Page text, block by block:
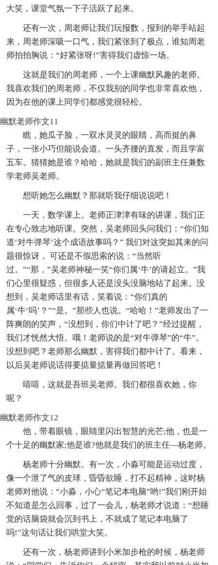
大笑，课堂气氛一下子活跃了起来。
还有一次，周老师让我们玩报数，报到的举手站起
来，周老师深吸一口气，我们紧张到了极点，谁知周老
师拍拍胸说：“好紧张呀!”害得我们虚惊一场。
这就是我们的周老师，一个上课幽默风趣的老师。
我喜欢我们的周老师，不仅我别的同学也非常喜欢他，
因为在他的课上同学们都感觉很轻松。
幽默老师作文11
瞧，她瓜子脸，一双水灵灵的眼睛，高而挺的鼻
子，一张小巧但能说会道。一头齐腰的直发，而且学富
五车。猜猜她是谁？哈哈，她就是我们的副班主任兼数
学老师吴老师。
想听她怎么幽默？那就听我仔细说说吧！
一天，数学课上。老师正津津有味的讲课，我们正
在专心致志地听课。突然，吴老师回头问我们：“你们知
道‘对牛弹琴’这个成语故事吗？” 我们对这突如其来的问
题很惊讶， 可还是不假思索的说：“当然听
过。”“那，”吴老师神秘一笑“你们属‘牛’的请起立。”我
们心里很疑惑，但很多人还是没头没脑地站了起来。没
想到，吴老师话里有话，笑着说：“你们真的
属‘牛‘吗’？”“是。”那些人也说。“哈哈！”老师发出了一
阵爽朗的笑声，“没想到，你们中计了吧？”经过提醒，
我们才恍然大悟。哦！老师说的是“对牛弹琴”的“牛”。
没想到吧？老师那么幽默，害得我们都中计了。看来，
以后吴老师说话得要掂量掂量再做回答吧！
嘻嘻，这就是吾班吴老师。我们都很喜欢她，你
呢？
幽默老师作文12
他，带着眼镜，眼睛里闪出智慧的光芒;他，也是一
个十足的幽默家;他是谁?他就是我们的班主任—杨老师。
杨老师十分幽默。有一次，小淼可能是运动过度，
像一个泄了气的皮球，昏昏欲睡，打不起精神，这时杨
老师对他说：“小淼，小心“笔记本电脑”哟!”我们刚开始
不知道是怎么回事，过了一会儿，杨老师才说道：“想睡
觉的话脑袋就会沉到书上，不就成了笔记本电脑了
吗!”这句话让我们哄堂大笑。
还有一次，杨老师讲到小米加步枪的时候，杨老师